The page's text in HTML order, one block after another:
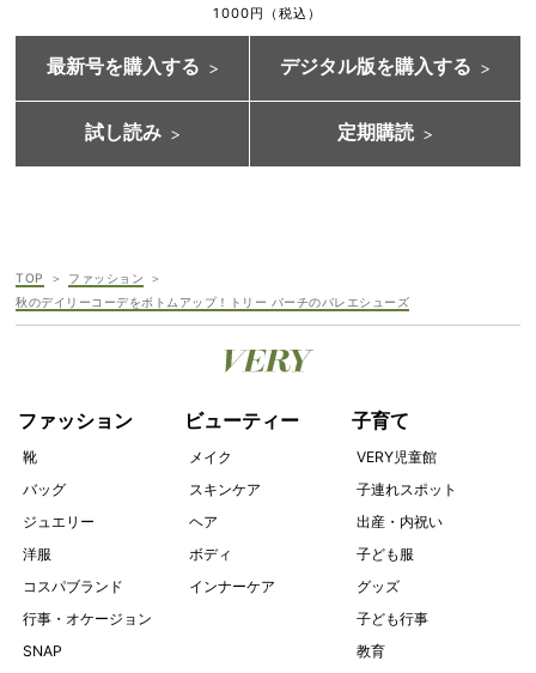
1000円（税込）
最新号を購入する デジタル版を購入する
試し読み 定期購読
TOP
ファッション
秋のデイリーコーデをボトムアップ！トリー バーチのバレエシューズ
ファッション
靴
バッグ
ジュエリー
洋服
コスパブランド
行事・オケージョン
SNAP
ビューティー
メイク
スキンケア
ヘア
ボディ
インナーケア
子育て
VERY児童館
子連れスポット
出産・内祝い
子ども服
グッズ
子ども行事
教育